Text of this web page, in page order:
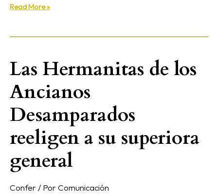
Read More »
Las Hermanitas de los
Ancianos
Desamparados
reeligen a su superiora
general
Confer / Por Comunicación
Las
Hermanitas
de
Ancianos
Desamparados
reeligen
a
su